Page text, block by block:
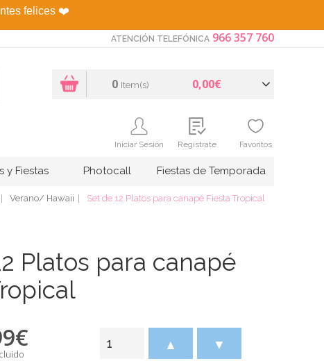
felices ❤️
ATENCIÓN TELEFÓNICA 966 357 760
0 Item(s) 0,00€
Iniciar Sesión Regístrate Favoritos
y Fiestas Photocall Fiestas de Temporada
Verano/ Hawaii Set de 12 Platos para canapé Fiesta Tropical
Platos para canapé
€ ▲ ▼